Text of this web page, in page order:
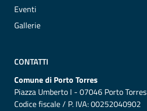
Eventi
Gallerie
CONTATTI
Comune di Porto Torres
Piazza Umberto I - 07046 Porto Torres
Codice fiscale / P. IVA: 00252040902